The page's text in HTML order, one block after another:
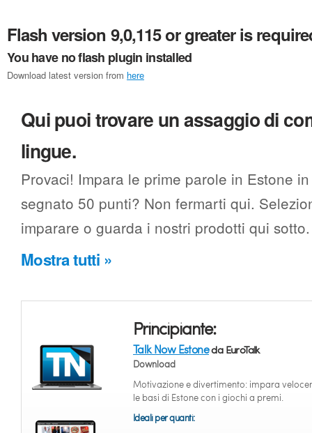
Flash version 9,0,115 or greater is
You have no flash plugin installed
Download latest version from here
Qui puoi trovare un assaggio di
lingue.
Provaci! Impara le prime parole in Estone
segnato 50 punti? Non fermarti qui.
imparare o guarda i nostri prodotti qui sotto.
Mostra tutti »
Principiante:
Talk Now Estoneda EuroTalk
Download
Motivazione e divertimento: impara
le basi di Estone con i giochi a premi.
Ideali per quanti: